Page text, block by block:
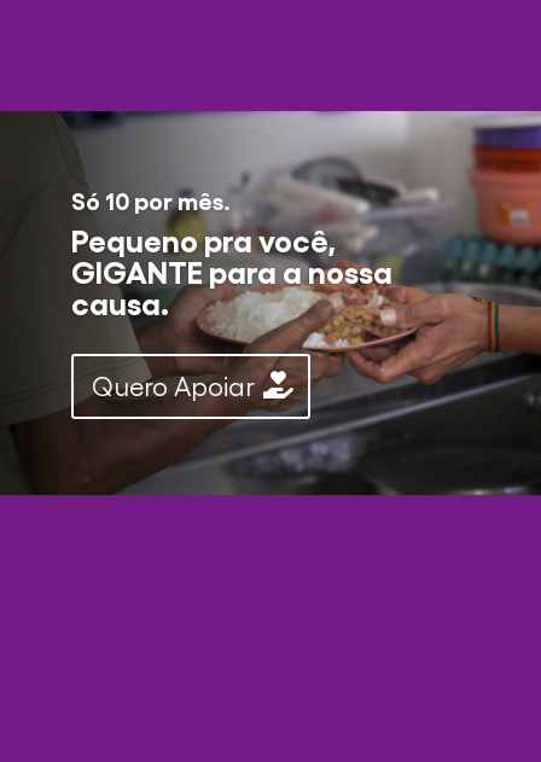
Só 10 por mês.
Pequeno pra você,
GIGANTE para a nossa
causa.
Quero Apoiar